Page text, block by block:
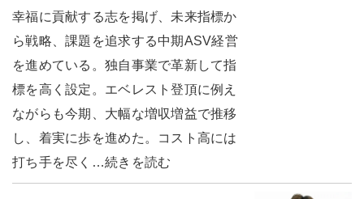
幸福に貢献する志を掲げ、未来指標か
ら戦略、課題を追求する中期ASV経営
を進めている。独自事業で革新して指
標を高く設定。エベレスト登頂に例え
ながらも今期、大幅な増収増益で推移
し、着実に歩を進めた。コスト高には
打ち手を尽く…続きを読む